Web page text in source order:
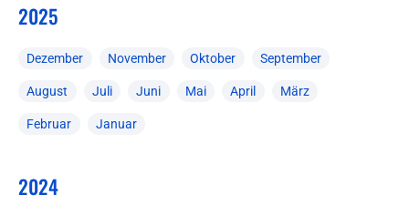
2025
Dezember November Oktober September
August Juli Juni Mai April März
Februar Januar
2024